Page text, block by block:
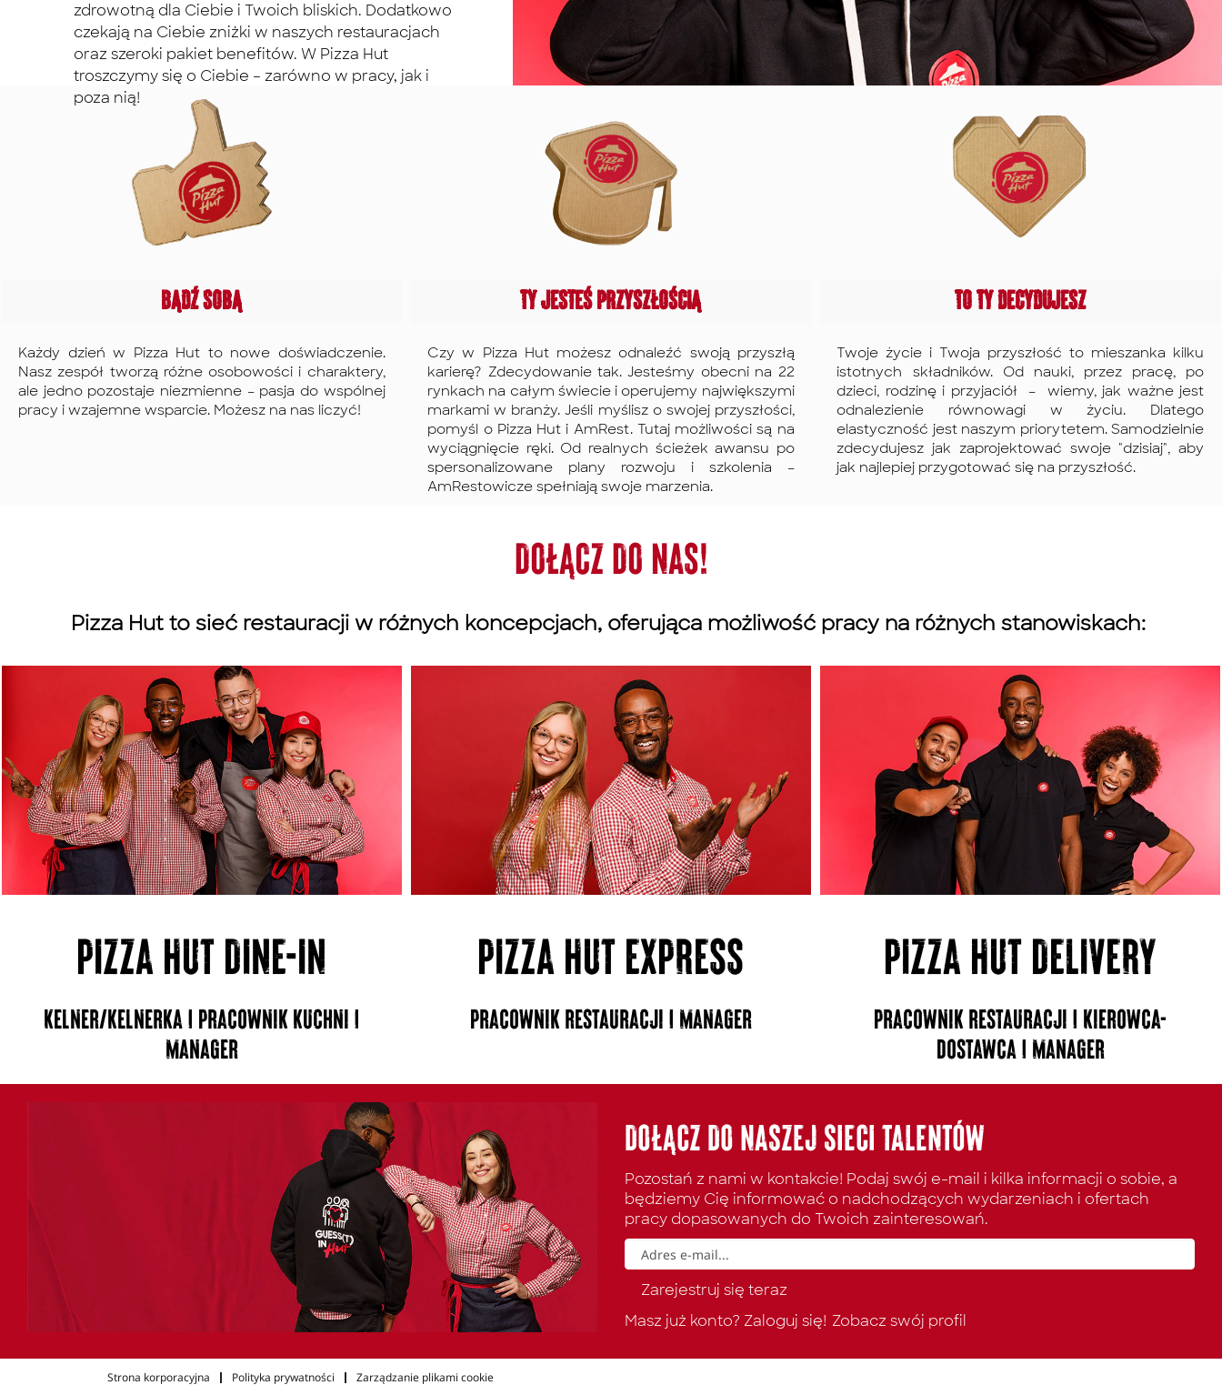
zdrowotną dla Ciebie i Twoich bliskich. Dodatkowo
czekają na Ciebie zniżki w naszych restauracjach
oraz szeroki pakiet benefitów. W Pizza Hut
troszczymy się o Ciebie – zarówno w pracy, jak i
poza nią!
Bądź sobą
Każdy dzień w Pizza Hut to nowe doświadczenie.
Nasz zespół tworzą różne osobowości i charaktery,
ale jedno pozostaje niezmienne – pasja do wspólnej
pracy i wzajemne wsparcie. Możesz na nas liczyć!
Ty jesteś przyszłością
Czy w Pizza Hut możesz odnaleźć swoją przyszłą
karierę? Zdecydowanie tak. Jesteśmy obecni na 22
rynkach na całym świecie i operujemy największymi
markami w branży. Jeśli myślisz o swojej przyszłości,
pomyśl o Pizza Hut i AmRest. Tutaj możliwości są na
wyciągnięcie ręki. Od realnych ścieżek awansu po
spersonalizowane plany rozwoju i szkolenia –
AmRestowicze spełniają swoje marzenia.
To Ty decydujesz
Twoje życie i Twoja przyszłość to mieszanka kilku
istotnych składników. Od nauki, przez pracę, po
dzieci, rodzinę i przyjaciół – wiemy, jak ważne jest
odnalezienie równowagi w życiu. Dlatego
elastyczność jest naszym priorytetem. Samodzielnie
zdecydujesz jak zaprojektować swoje "dzisiaj", aby
jak najlepiej przygotować się na przyszłość.
DOŁĄCZ DO NAS!
Pizza Hut to sieć restauracji w różnych koncepcjach, oferująca możliwość pracy na różnych stanowiskach:
PIZZA HUT DINE-IN
Kelner/kelnerka | Pracownik kuchni |
Manager
PIZZA HUT EXPRESS
Pracownik restauracji | Manager
PIZZA HUT DELIVERY
Pracownik restauracji | Kierowca-
dostawca | Manager
DOŁĄCZ DO NASZEJ SIECI TALENTÓW
Pozostań z nami w kontakcie! Podaj swój e-mail i kilka informacji o sobie, a
będziemy Cię informować o nadchodzących wydarzeniach i ofertach
pracy dopasowanych do Twoich zainteresowań.
Masz już konto? Zaloguj się! Zobacz swój profil
Strona korporacyjna Polityka prywatności Zarządzanie plikami cookie